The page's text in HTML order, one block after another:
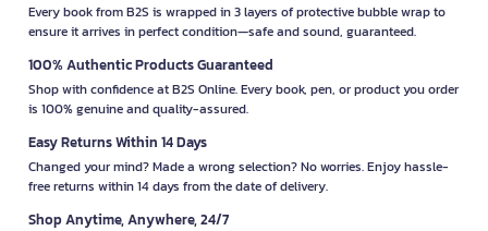
Every book from B2S is wrapped in 3 layers of protective bubble wrap to
ensure it arrives in perfect condition—safe and sound, guaranteed.
100% Authentic Products Guaranteed
Shop with confidence at B2S Online. Every book, pen, or product you order
is 100% genuine and quality-assured.
Easy Returns Within 14 Days
Changed your mind? Made a wrong selection? No worries. Enjoy hassle-
free returns within 14 days from the date of delivery.
Shop Anytime, Anywhere, 24/7